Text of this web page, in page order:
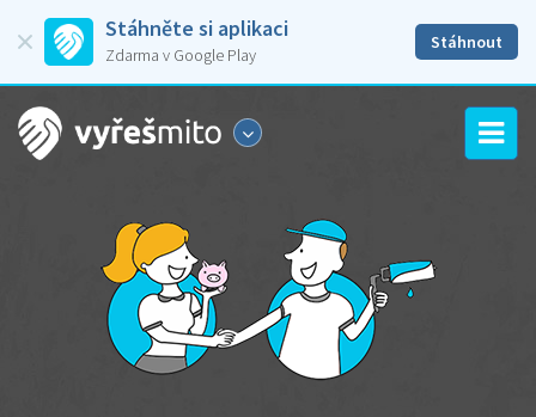
Stáhněte si aplikaci
Zdarma v Google Play
Stáhnout